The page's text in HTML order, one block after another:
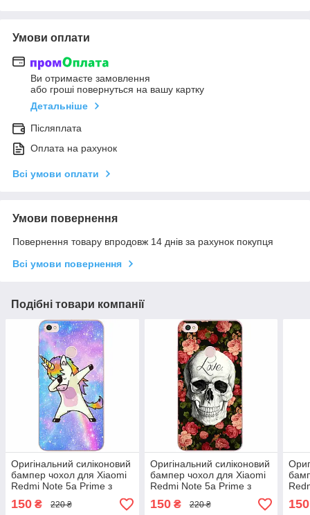
Умови оплати
Ви отримаєте замовлення
або гроші повернуться на вашу картку
Детальніше
Післяплата
Оплата на рахунок
Всі умови оплати
Умови повернення
Повернення товару впродовж 14 днів за рахунок покупця
Всі умови повернення
Подібні товари компанії
Оригінальний силіконовий
бампер чохол для Xiaomi
Redmi Note 5a Prime з
картинкою Єдиноріжок на
стилі
150 ₴ 220 ₴
Оригінальний силіконовий
бампер чохол для Xiaomi
Redmi Note 5a Prime з
картинкою Череп в
кольорах
150₴ 220 ₴ 150